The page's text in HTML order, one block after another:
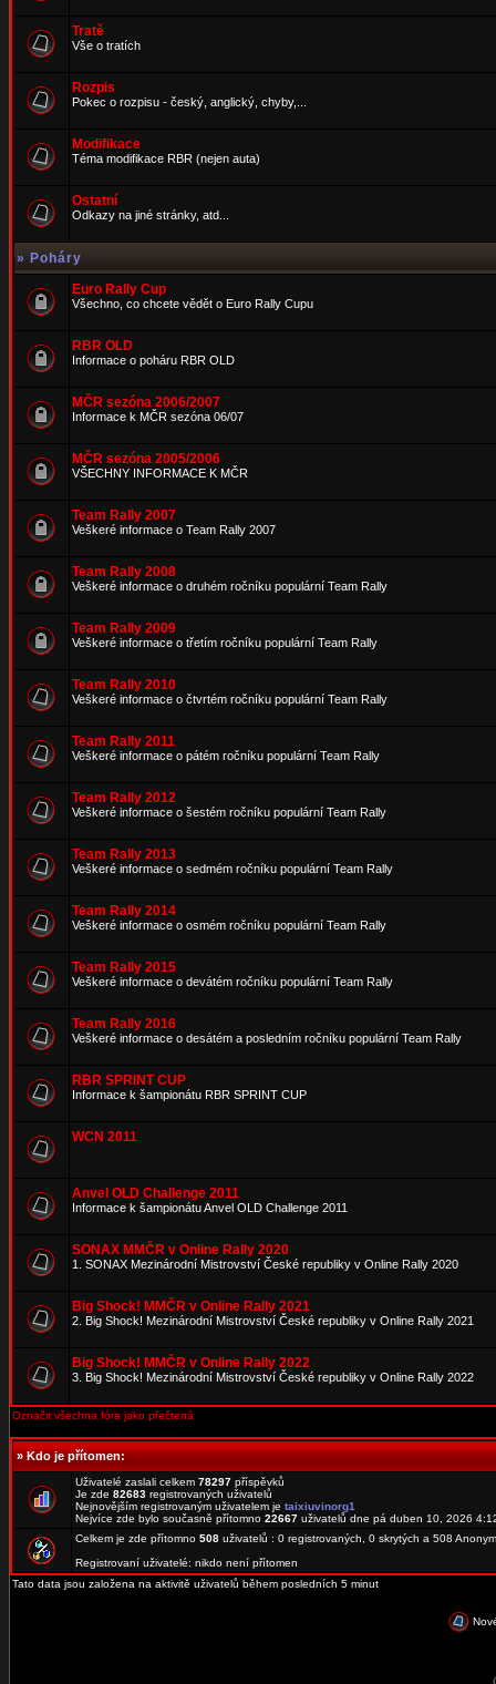
Tratě
Vše o tratích
Rozpis
Pokec o rozpisu - český, anglický, chyby,...
Modifikace
Téma modifikace RBR (nejen auta)
Ostatní
Odkazy na jiné stránky, atd...
» Poháry
Euro Rally Cup
Všechno, co chcete vědět o Euro Rally Cupu
RBR OLD
Informace o poháru RBR OLD
MČR sezóna 2006/2007
Informace k MČR sezóna 06/07
MČR sezóna 2005/2006
VŠECHNY INFORMACE K MČR
Team Rally 2007
Veškeré informace o Team Rally 2007
Team Rally 2008
Veškeré informace o druhém ročníku populární Team Rally
Team Rally 2009
Veškeré informace o třetím ročníku populární Team Rally
Team Rally 2010
Veškeré informace o čtvrtém ročníku populární Team Rally
Team Rally 2011
Veškeré informace o pátém ročníku populární Team Rally
Team Rally 2012
Veškeré informace o šestém ročníku populární Team Rally
Team Rally 2013
Veškeré informace o sedmém ročníku populární Team Rally
Team Rally 2014
Veškeré informace o osmém ročníku populární Team Rally
Team Rally 2015
Veškeré informace o devátém ročníku populární Team Rally
Team Rally 2016
Veškeré informace o desátém a posledním ročníku populární Team Rally
RBR SPRINT CUP
Informace k šampionátu RBR SPRINT CUP
WCN 2011
Anvel OLD Challenge 2011
Informace k šampionátu Anvel OLD Challenge 2011
SONAX MMČR v Online Rally 2020
1. SONAX Mezinárodní Mistrovství České republiky v Online Rally 2020
Big Shock! MMČR v Online Rally 2021
2. Big Shock! Mezinárodní Mistrovství České republiky v Online Rally 2021
Big Shock! MMČR v Online Rally 2022
3. Big Shock! Mezinárodní Mistrovství České republiky v Online Rally 2022
Označit všechna fóra jako přečtená
»Kdo je přítomen:
Uživatelé zaslali celkem 78297 příspěvků
Je zde 82683 registrovaných uživatelů
Nejnovějším registrovaným uživatelem je taixiuvinorg1
Nejvíce zde bylo současně přítomno 22667 uživatelů dne pá duben 10, 2026
Celkem je zde přítomno 508 uživatelů : 0 registrovaných, 0 skrytých a 508
Registrovaní uživatelé: nikdo není přítomen
Tato data jsou založena na aktivitě uživatelů během posledních 5 minut